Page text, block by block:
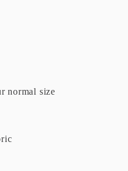
normal size